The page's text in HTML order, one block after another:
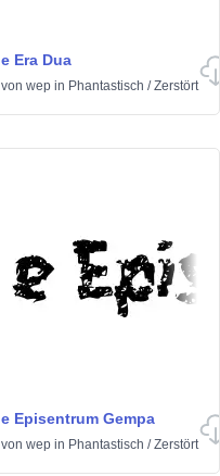
e Era Dua
von wep in Phantastisch /Zerstört
e Episentrum Gempa
von wep in Phantastisch /Zerstört